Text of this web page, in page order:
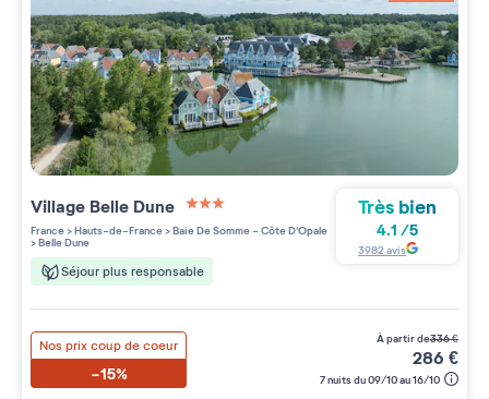
Village Belle Dune
3 étoiles sur 5
France>Hauts-de-France>Baie De Somme - Côte D'Opale
>Belle Dune
Séjour plus responsable
Très bien
4.1 /5
3982 avis
Nos prix coup de coeur
-15%
à partir de336€
286 €
7 nuits du 09/10 au 16/10